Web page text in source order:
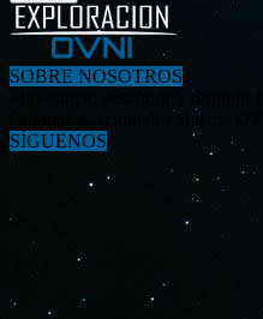
SOBRE NOSOTROS
«Investigar, descubrir y difundir
enigmas relacionados al tema
SÍGUENOS